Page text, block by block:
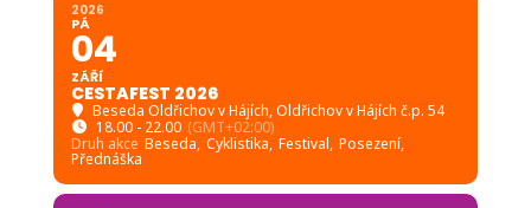
2026
PÁ
04
ZÁŘÍ
CESTAFEST 2026
Beseda Oldřichov v Hájích, Oldřichov v Hájích č.p. 54
18.00 - 22.00 (GMT+02:00)
Druh akce Beseda, Cyklistika, Festival, Posezení,
Přednáška